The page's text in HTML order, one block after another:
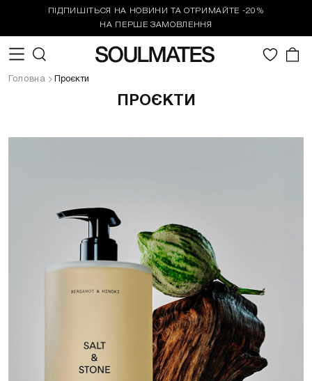
ПІДПИШІТЬСЯ НА НОВИНИ ТА ОТРИМАЙТЕ -20%
НА ПЕРШЕ ЗАМОВЛЕННЯ
Головна Проєкти
ПРОЄКТИ